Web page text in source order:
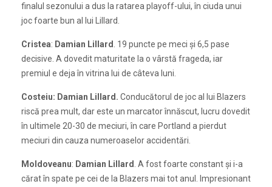
finalul sezonului a dus la ratarea playoff-ului, în ciuda unui
joc foarte bun al lui Lillard.
Cristea: Damian Lillard
. 19 puncte pe meci şi 6,5 pase
decisive. A dovedit maturitate la o vârstă frageda, iar
premiul e deja în vitrina lui de câteva luni.
Costeiu: Damian Lillard. Conducătorul de joc al lui Blazers
riscă prea mult, dar este un marcator înnăscut, lucru dovedit
în ultimele 20-30 de meciuri, în care Portland a pierdut
meciuri din cauza numeroaselor accidentări.
Moldoveanu: Damian Lillard . A fost foarte constant şi i-a
cărat în spate pe cei de la Blazers mai tot anul. Impresionant